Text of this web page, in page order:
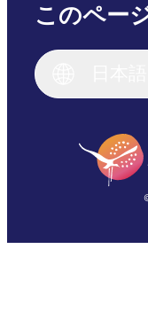
このペー
English
English
Français